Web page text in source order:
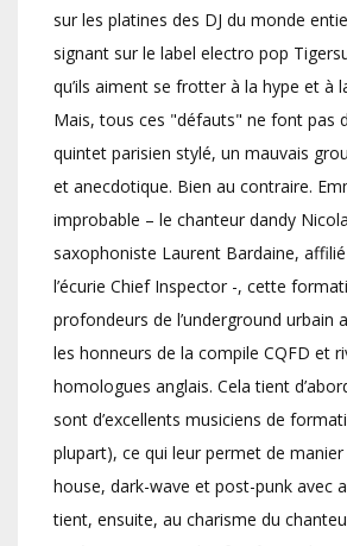
sur les platines des DJ du monde
signant sur le label electro pop
qu’ils aiment se frotter à la hype et à
Mais, tous ces "défauts" ne font pas
quintet parisien stylé, un mauvais
et anecdotique. Bien au contraire.
improbable – le chanteur dandy
saxophoniste Laurent Bardaine, affilié
l’écurie Chief Inspector -, cette
profondeurs de l’underground urbain
les honneurs de la compile CQFD et
homologues anglais. Cela tient
sont d’excellents musiciens de
plupart), ce qui leur permet de manier
house, dark-wave et post-punk avec
tient, ensuite, au charisme du